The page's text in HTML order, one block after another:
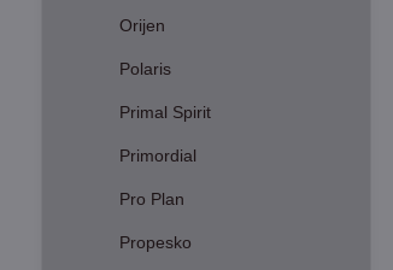
Orijen
Polaris
Primal Spirit
Primordial
Pro Plan
Propesko